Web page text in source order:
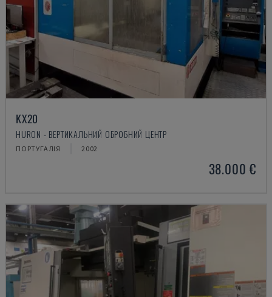
KX20
HURON - ВЕРТИКАЛЬНИЙ ОБРОБНИЙ ЦЕНТР
ПОРТУГАЛІЯ 2002
38.000 €